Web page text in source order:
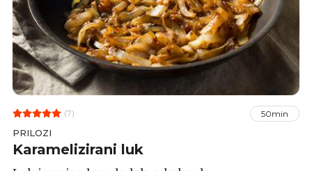
(7) 50min
PRILOZI
Karamelizirani luk